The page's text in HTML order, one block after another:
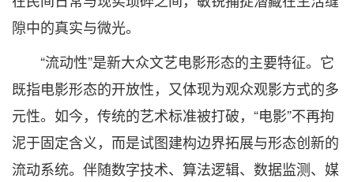
隙中的真实与微光。
“流动性”是新大众文艺电影形态的主要特征。它
既指电影形态的开放性，又体现为观众观影方式的多
元性。如今，传统的艺术标准被打破，“电影”不再拘
泥于固定含义，而是试图建构边界拓展与形态创新的
流动系统。伴随数字技术、算法逻辑、数据监测、媒